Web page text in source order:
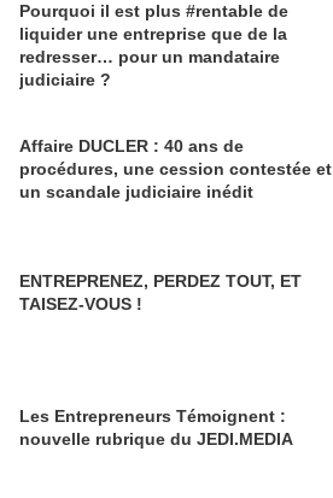
Pourquoi il est plus #rentable de
liquider une entreprise que de la
redresser… pour un mandataire
judiciaire ?
Affaire DUCLER : 40 ans de
procédures, une cession contestée et
un scandale judiciaire inédit
ENTREPRENEZ, PERDEZ TOUT, ET
TAISEZ-VOUS !
Les Entrepreneurs Témoignent :
nouvelle rubrique du JEDI.MEDIA